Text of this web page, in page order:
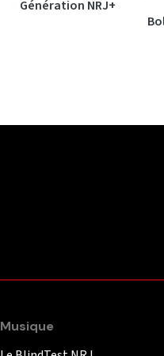
Génération NRJ+
Musique